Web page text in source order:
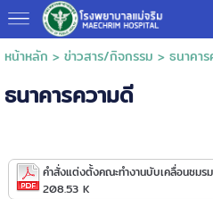
หน้าหลัก > ข่าวสาร/กิจกรรม > ธนาคา
ธนาคารความดี
คำสั่งแต่งตั้งคณะทำงานบับเคลื่อนชมร
208.53 K